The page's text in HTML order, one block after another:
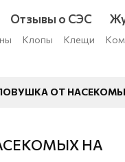
Отзывы о СЭС
Клопы Клещи
ОТ
НА